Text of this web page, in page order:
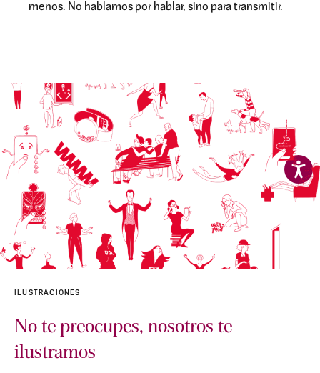
menos. No hablamos por hablar, sino para transmitir.
ILUSTRACIONES
No te preocupes, nosotros te
ilustramos